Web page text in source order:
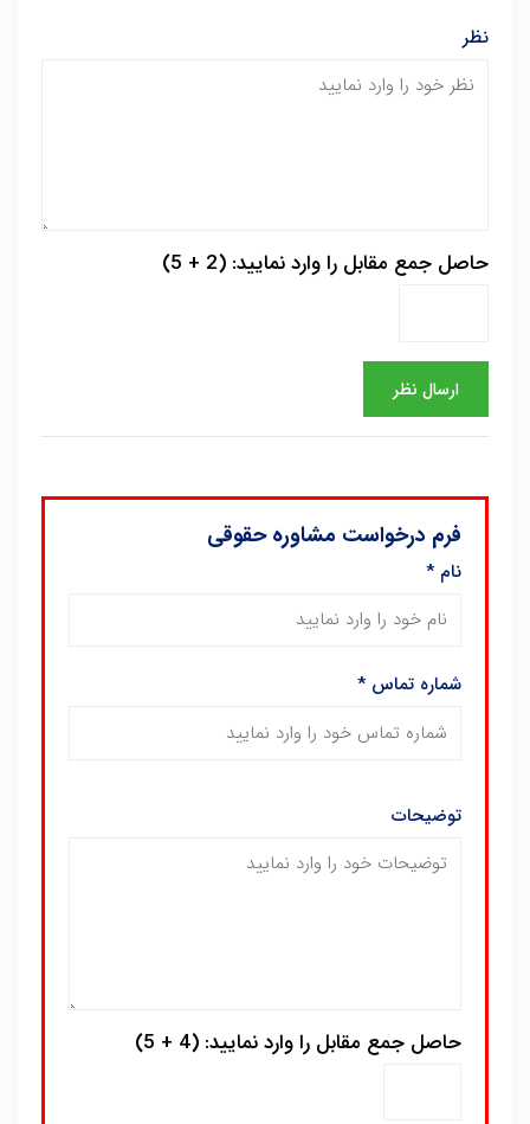
نظر
حاصل جمع مقابل را وارد نمایید: (2 + 5)
فرم درخواست مشاوره حقوقی
نام*
شماره تماس*
توضیحات
حاصل جمع مقابل را وارد نمایید: (4 + 5)